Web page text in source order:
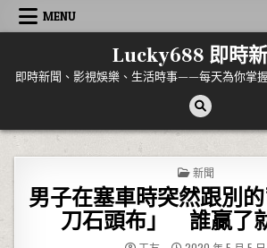
Skip to content
MENU
Lucky688 即時
即時新聞、影視娛樂、生活時事——每天為你掌
POSTED IN
新聞
男子在塞車時突然跟別
刀石頭布」 誰贏了